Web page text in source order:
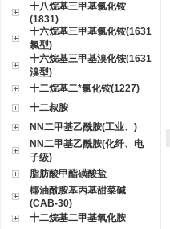
十八烷基三甲基氯化铵
(1831)
十六烷基三甲基氯化铵(1631
氯型)
十六烷基三甲基溴化铵(1631
溴型)
十二烷基二*氯化铵(1227)
十二叔胺
NN二甲基乙酰胺(工业、)
NN二甲基乙酰胺(化纤、电
子级)
脂肪酸甲酯磺酸盐
椰油酰胺基丙基甜菜碱
(CAB-30)
十二烷基二甲基氧化胺